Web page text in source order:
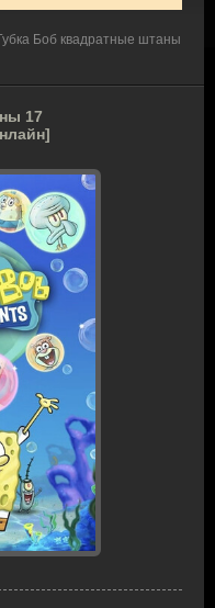
Боб квадратные штаны
17